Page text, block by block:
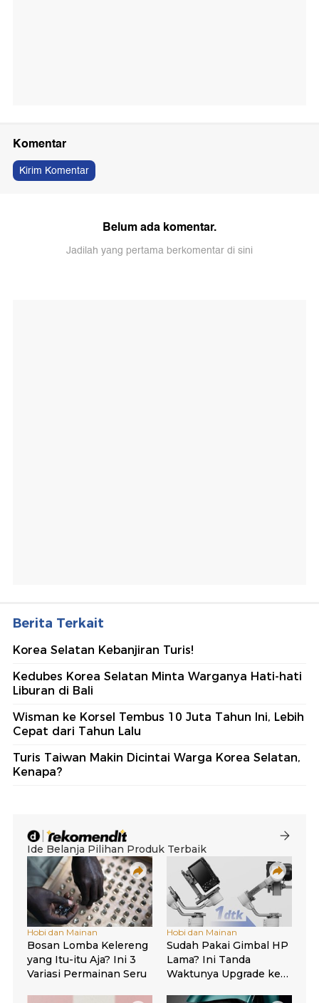
Komentar
Kirim Komentar
Belum ada komentar.
Jadilah yang pertama berkomentar di sini
Berita Terkait
Korea Selatan Kebanjiran Turis!
Kedubes Korea Selatan Minta Warganya Hati-hati
Liburan di Bali
Wisman ke Korsel Tembus 10 Juta Tahun Ini, Lebih
Cepat dari Tahun Lalu
Turis Taiwan Makin Dicintai Warga Korea Selatan,
Kenapa?